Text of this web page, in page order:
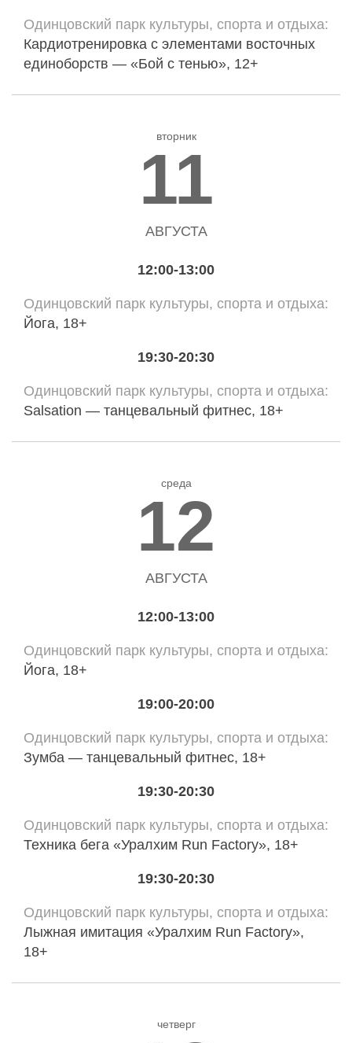
Одинцовский парк культуры, спорта и отдыха
Кардиотренировка с элементами восточных
единоборств — «Бой с тенью», 12+
вторник
11
АВГУСТА
12:00-13:00
Одинцовский парк культуры, спорта и отдыха
Йога, 18+
19:30-20:30
Одинцовский парк культуры, спорта и отдыха
Salsation — танцевальный фитнес, 18+
среда
12
АВГУСТА
12:00-13:00
Одинцовский парк культуры, спорта и отдыха
Йога, 18+
19:00-20:00
Одинцовский парк культуры, спорта и отдыха
Зумба — танцевальный фитнес, 18+
19:30-20:30
Одинцовский парк культуры, спорта и отдыха
Техника бега «Уралхим Run Factory», 18+
19:30-20:30
Одинцовский парк культуры, спорта и отдыха
Лыжная имитация «Уралхим Run Factory»,
18+
четверг